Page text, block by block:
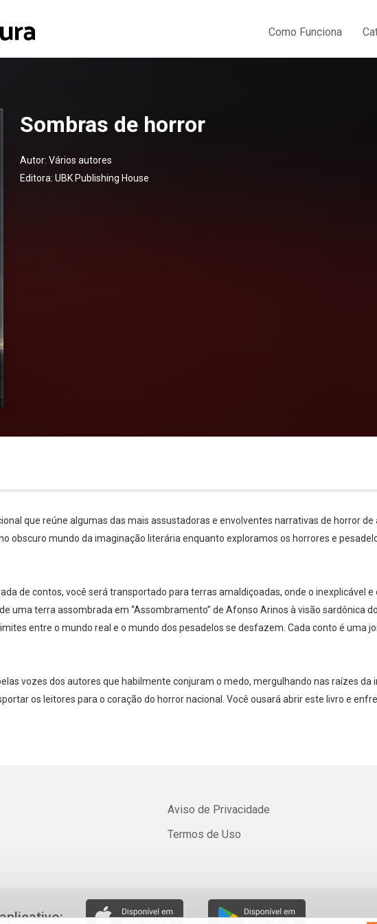
Como Funciona
Sombras de horror
Autor: Vários autores
Editora: UBK Publishing House
que reúne algumas das mais assustadoras e envolventes narrativas de horror de
obscuro mundo da imaginação literária enquanto exploramos os horrores e
de contos, você será transportado para terras amaldiçoadas, onde o inexplicável e
uma terra assombrada em “Assombramento” de Afonso Arinos à visão sardônica
entre o mundo real e o mundo dos pesadelos se desfazem. Cada conto é uma
vozes dos autores que habilmente conjuram o medo, mergulhando nas raízes da
os leitores para o coração do horror nacional. Você ousará abrir este livro e
Aviso de Privacidade
Termos de Uso